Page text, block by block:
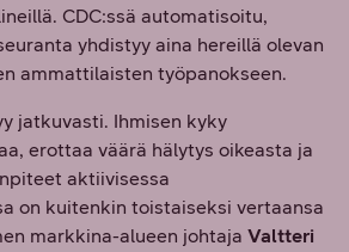
CDC:ssä automatisoitu,
yhdistyy aina hereillä olevan
ammattilaisten työpanokseen.
jatkuvasti. Ihmisen kyky
erottaa väärä hälytys oikeasta ja
aktiivisessa
on kuitenkin toistaiseksi vertaansa
markkina-alueen johtaja Valtteri